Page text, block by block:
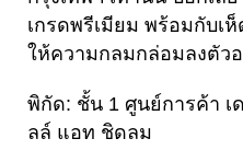
เกรดพรีเมียม พร้อมกับเ
ให้ความกลมกล่อมลงตัว
พิกัด: ชั้น 1 ศูนย์การค้า เ
ลล์ แอท ชิดลม